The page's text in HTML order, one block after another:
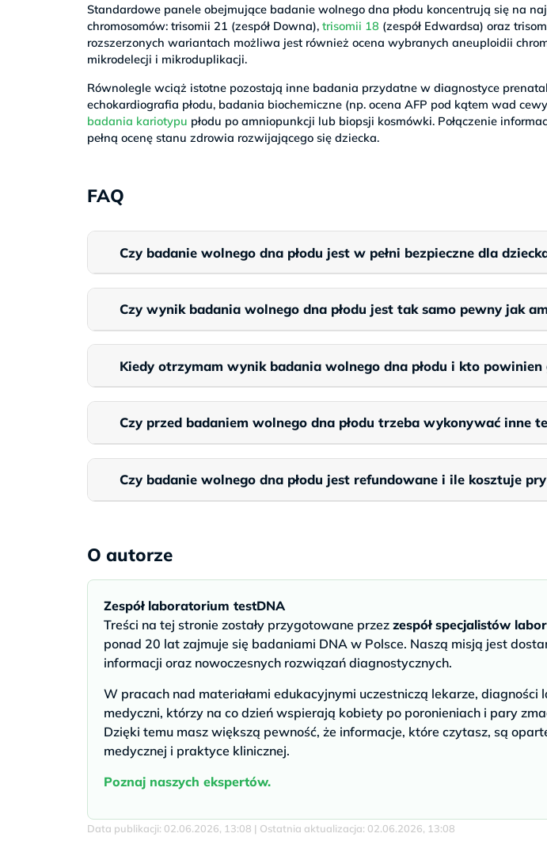
Standardowe panele obejmujące badanie wolnego dna płodu koncentrują się na
chromosomów: trisomii 21 (zespół Downa),trisomii 18 (zespół Edwardsa) oraz
rozszerzonych wariantach możliwa jest również ocena wybranych aneuploidii
mikrodelecji i mikroduplikacji.
Równolegle wciąż istotne pozostają inne badania przydatne w diagnostyce
echokardiografia płodu, badania biochemiczne (np. ocena AFP pod kątem wad
badania kariotypu płodu po amniopunkcji lub biopsji kosmówki. Połączenie
pełną ocenę stanu zdrowia rozwijającego się dziecka.
FAQ
Czy badanie wolnego dna płodu jest w pełni bezpieczne dla
Czy wynik badania wolnego dna płodu jest tak samo pewny jak
Kiedy otrzymam wynik badania wolnego dna płodu i kto
Czy przed badaniem wolnego dna płodu trzeba wykonywać inne
Czy badanie wolnego dna płodu jest refundowane i ile kosztuje
O autorze
Zespół laboratorium testDNA
Treści na tej stronie zostały przygotowane przezzespół specjalistów
ponad 20 lat zajmuje się badaniami DNA w Polsce. Naszą misją jest
informacji oraz nowoczesnych rozwiązań diagnostycznych.
W pracach nad materiałami edukacyjnymi uczestniczą lekarze, diagności
medyczni, którzy na co dzień wspierają kobiety po poronieniach i pary
Dzięki temu masz większą pewność, że informacje, które czytasz, są
medycznej i praktyce klinicznej.
Poznaj naszych ekspertów.
Data publikacji: 02.06.2026, 13:08 | Ostatnia aktualizacja: 02.06.2026, 13:08